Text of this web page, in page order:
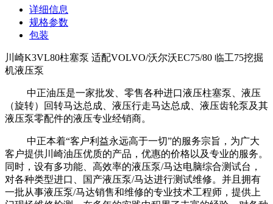
详细信息
规格参数
包装
川崎K3VL80柱塞泵 适配VOLVO/沃尔沃EC75/80 临工75挖掘
机液压泵
中正油压是一家批发、零售各种进口液压柱塞泵、液压
（旋转）回转马达总成、液压行走马达总成、液压齿轮泵及其
液压泵零配件的液压专业经销商。
中正本着“客户利益永远高于一切”的服务宗旨，为广大
客户提供川崎油压优质的产品，优惠的价格以及专业的服务。
同时，设有多功能、高效率的液压泵/马达电脑综合测试台，
对各种类型进口、国产液压泵/马达进行测试维修。并且拥有
一批从事液压泵/马达销售和维修的专业技术工程师，提供上